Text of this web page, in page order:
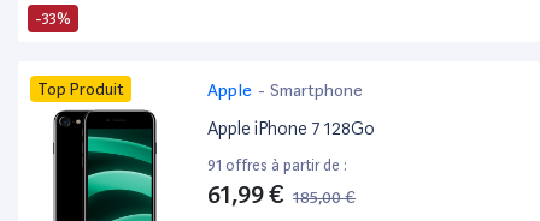
-33%
Top Produit Apple - Smartphone
Apple iPhone 7 128Go
91 offres à partir de :
61,99 € 185,00 €